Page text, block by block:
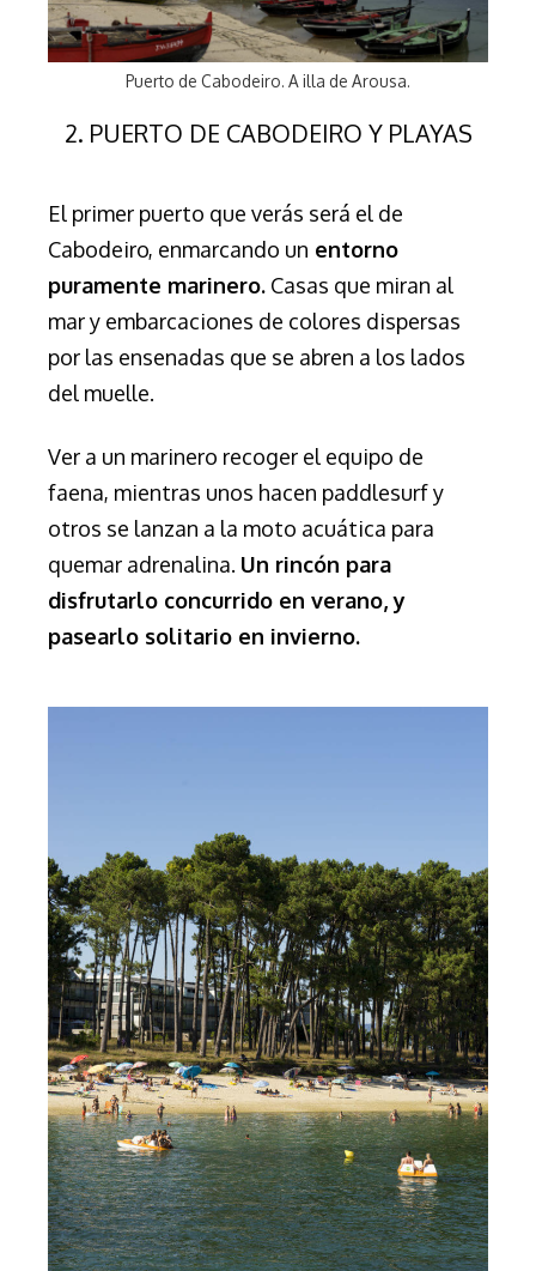
Puerto de Cabodeiro. A illa de Arousa.
2. PUERTO DE CABODEIRO Y PLAYAS
El primer puerto que verás será el de
Cabodeiro, enmarcando un entorno
puramente marinero. Casas que miran al
mar y embarcaciones de colores dispersas
por las ensenadas que se abren a los lados
del muelle.
Ver a un marinero recoger el equipo de
faena, mientras unos hacen paddlesurf y
otros se lanzan a la moto acuática para
quemar adrenalina. Un rincón para
disfrutarlo concurrido en verano, y
pasearlo solitario en invierno.